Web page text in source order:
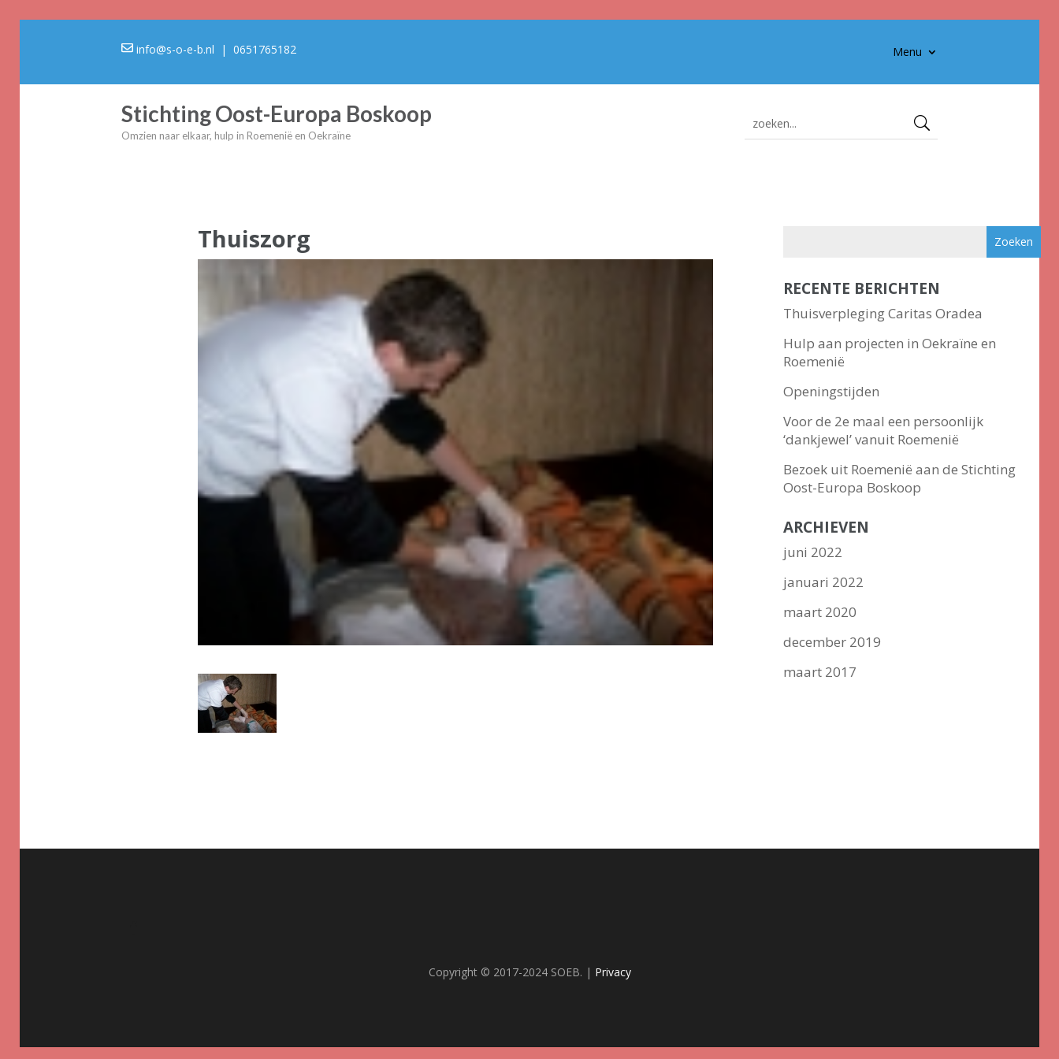
info@s-o-e-b.nl | 0651765182 Menu
Stichting Oost-Europa Boskoop
Omzien naar elkaar, hulp in Roemenië en Oekraïne
Thuiszorg
RECENTE BERICHTEN
Thuisverpleging Caritas Oradea
Hulp aan projecten in Oekraïne en
Roemenië
Openingstijden
Voor de 2e maal een persoonlijk
‘dankjewel’ vanuit Roemenië
Bezoek uit Roemenië aan de Stichting
Oost-Europa Boskoop
ARCHIEVEN
juni 2022
januari 2022
maart 2020
december 2019
maart 2017
Copyright © 2017-2024 SOEB. | Privacy